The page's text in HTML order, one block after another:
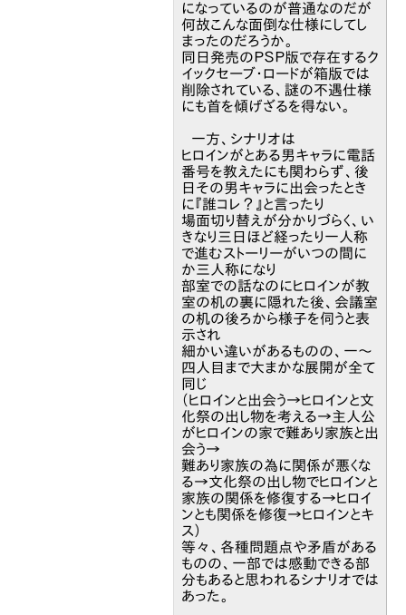
になっているのが普通なのだが
何故こんな面倒な仕様にしてし
まったのだろうか。
同日発売のＰＳＰ版で存在するク
イックセーブ・ロードが箱版では
削除されている、謎の不遇仕様
にも首を傾げざるを得ない。
一方、シナリオは
ヒロインがとある男キャラに電話
番号を教えたにも関わらず、後
日その男キャラに出会ったとき
に『誰コレ？』と言ったり
場面切り替えが分かりづらく、い
きなり三日ほど経ったり一人称
で進むストーリーがいつの間に
か三人称になり
部室での話なのにヒロインが教
室の机の裏に隠れた後、会議室
の机の後ろから様子を伺うと表
示され
細かい違いがあるものの、一～
四人目まで大まかな展開が全て
同じ
（ヒロインと出会う→ヒロインと文
化祭の出し物を考える→主人公
がヒロインの家で難あり家族と出
会う→
難あり家族の為に関係が悪くな
る→文化祭の出し物でヒロインと
家族の関係を修復する→ヒロイ
ンとも関係を修復→ヒロインとキ
ス）
等々、各種問題点や矛盾がある
ものの、一部では感動できる部
分もあると思われるシナリオでは
あった。